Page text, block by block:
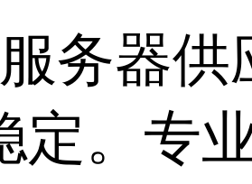
务器供
定。专